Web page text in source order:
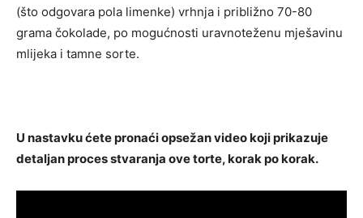
(što odgovara pola limenke) vrhnja i približno 70-80
grama čokolade, po mogućnosti uravnoteženu mješavinu
mlijeka i tamne sorte.
U nastavku ćete pronaći opsežan video koji prikazuje
detaljan proces stvaranja ove torte, korak po korak.